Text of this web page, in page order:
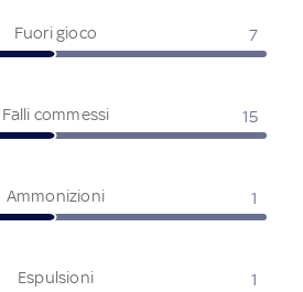
Fuori gioco 7
Falli commessi 15
Ammonizioni 1
Espulsioni 1